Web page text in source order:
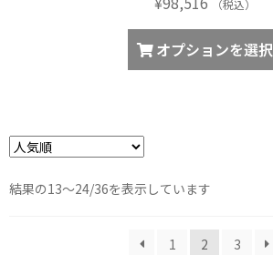
（税込）
オプションを選択
結果の13～24/36を表示しています
順
1
2 3